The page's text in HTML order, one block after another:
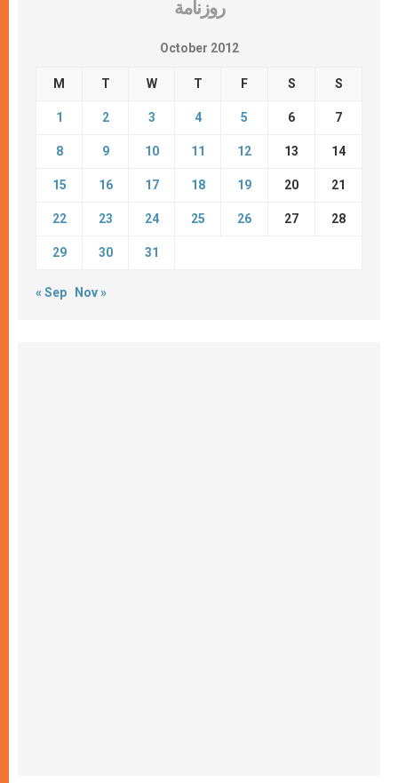
روزنامة
October 2012
M T W T F S S
1 2 3 4 5 6 7
8 9 10 11 12 13 14
15 16 17 18 19 20 21
22 23 24 25 26 27 28
29 30 31
« Sep Nov »